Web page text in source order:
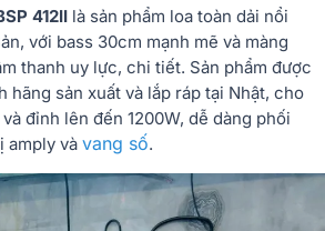
412II là sản phẩm loa toàn dải nổi
với bass 30cm mạnh mẽ và màng
thanh uy lực, chi tiết. Sản phẩm được
hãng sản xuất và lắp ráp tại Nhật, cho
đỉnh lên đến 1200W, dễ dàng phối
amply và vang số.